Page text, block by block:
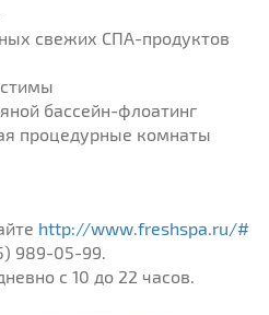
свежих СПА-продуктов
бассейн-флоатинг
процедурные комнаты
http://www.freshspa.ru/#
989-05-99.
с 10 до 22 часов.